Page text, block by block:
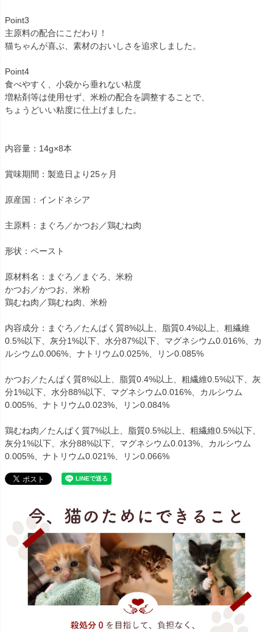
Point3
主原料の配合にこだわり！
猫ちゃんが喜ぶ、素材のおいしさを追求しました。
Point4
食べやすく、小袋から垂れない粘度
増粘剤等は使用せず、米粉の配合を調整することで、
ちょうどいい粘度に仕上げました。
内容量：14g×8本
賞味期間：製造日より25ヶ月
原産国：インドネシア
主原料：まぐろ／かつお／鶏むね肉
形状：ペースト
原材料名：まぐろ／まぐろ、米粉
かつお／かつお、米粉
鶏むね肉／鶏むね肉、米粉
内容成分：まぐろ／たんぱく質8%以上、脂質0.4%以上、粗繊維
0.5%以下、灰分1%以下、水分87%以下、マグネシウム0.016%、カ
ルシウム0.006%、ナトリウム0.025%、リン0.085%
かつお／たんぱく質8%以上、脂質0.4%以上、粗繊維0.5%以下、灰
分1%以下、水分88%以下、マグネシウム0.016%、カルシウム
0.005%、ナトリウム0.023%、リン0.084%
鶏むね肉／たんぱく質7%以上、脂質0.5%以上、粗繊維0.5%以下、
灰分1%以下、水分88%以下、マグネシウム0.013%、カルシウム
0.005%、ナトリウム0.021%、リン0.066%